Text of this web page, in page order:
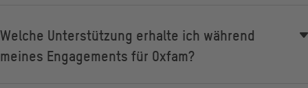
Welche Unterstützung erhalte ich während
meines Engagements für Oxfam?